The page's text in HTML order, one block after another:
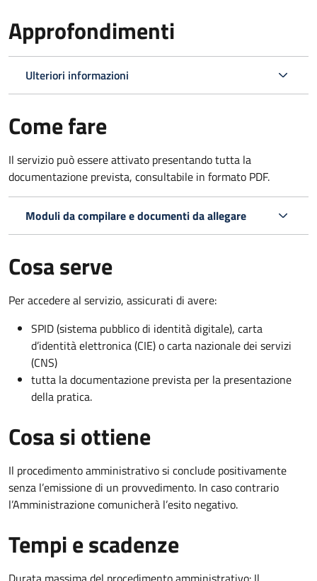
Approfondimenti
Ulteriori informazioni
Come fare
Il servizio può essere attivato presentando tutta la
documentazione prevista, consultabile in formato PDF.
Moduli da compilare e documenti da allegare
Cosa serve
Per accedere al servizio, assicurati di avere:
SPID (sistema pubblico di identità digitale), carta
d’identità elettronica (CIE) o carta nazionale dei servizi
(CNS)
tutta la documentazione prevista per la presentazione
della pratica.
Cosa si ottiene
Il procedimento amministrativo si conclude positivamente
senza l’emissione di un provvedimento. In caso contrario
l’Amministrazione comunicherà l’esito negativo.
Tempi e scadenze